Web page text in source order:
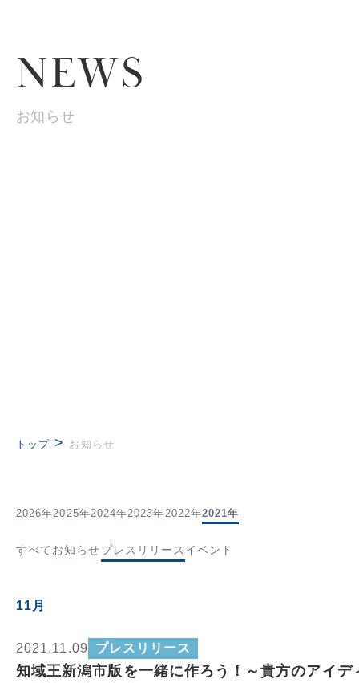
CONTACT
NEWS
お知らせ
トップ > お知らせ
2026年2025年2024年2023年 2022年2021年
すべて お知らせプレスリリース イベント
11月
2021.11.09 プレスリリース
知域王新潟市版を一緒に作ろう！～貴方のアイデ